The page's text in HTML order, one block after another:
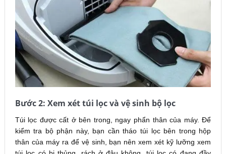
Bước 2: Xem xét túi lọc và vệ sinh bộ lọc
Túi lọc được cất ở bên trong, ngay phẩn thân của máy. Để
kiểm tra bộ phận này, bạn cần tháo túi lọc bên trong hộp
thân của máy ra để vệ sinh, bạn nên xem xét kỹ lưỡng xem